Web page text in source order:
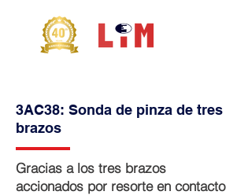
3AC38: Sonda de pinza de tres
brazos
Gracias a los tres brazos
accionados por resorte en contacto